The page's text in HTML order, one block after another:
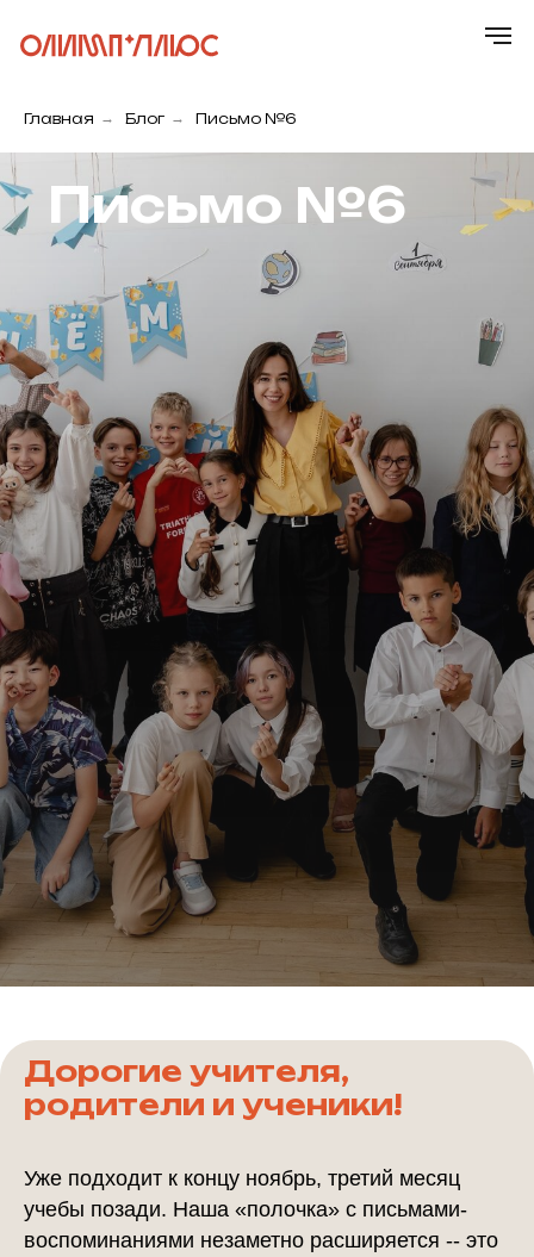
Главная
Главная → Блог → Письмо №6
Письмо №6
Дорогие учителя,
родители и ученики!
Уже подходит к концу ноябрь, третий месяц
учебы позади. Наша «полочка» с письмами-
воспоминаниями незаметно расширяется -- это